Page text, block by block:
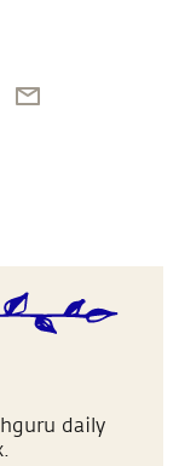
daily